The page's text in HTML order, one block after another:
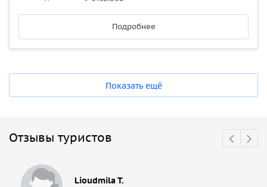
Подробнее
Показать ещё
Отзывы туристов
Lioudmila T.